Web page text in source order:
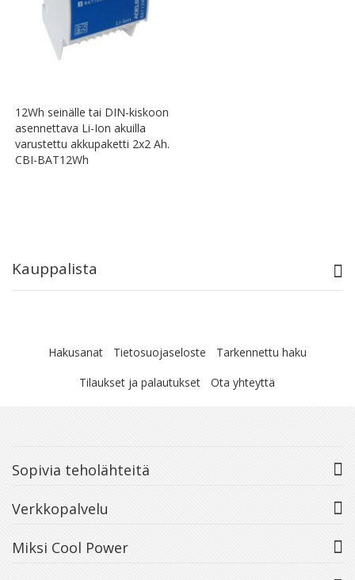
12Wh seinälle tai DIN-kiskoon
asennettava Li-Ion akuilla
varustettu akkupaketti 2x2 Ah.
CBI-BAT12Wh
Kauppalista
Hakusanat Tietosuojaseloste
Tarkennettu haku
Tilaukset ja palautukset
Ota yhteyttä
Sopivia teholähteitä
Verkkopalvelu
Miksi Cool Power